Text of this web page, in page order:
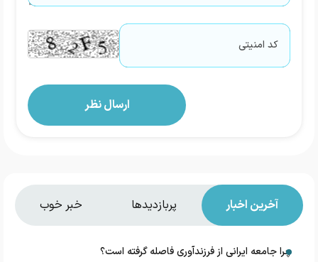
آخرین اخبار پربازدیدها خبر خوب
چرا جامعه ایرانی از فرزندآوری فاصله گرفته است؟